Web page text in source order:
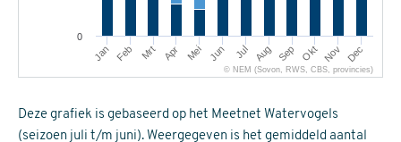
Jan Feb Mrt Apr Mei Jun Jul Aug Sep Okt Nov Dec
0
© NEM (Sovon, RWS, CBS, provincies)
Deze grafiek is gebaseerd op het Meetnet Watervogels
(seizoen juli t/m juni). Weergegeven is het gemiddeld aantal